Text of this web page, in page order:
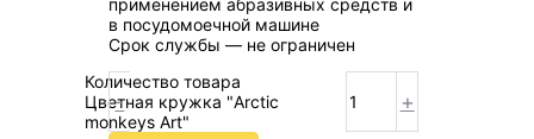
применением абразивных средств и
в посудомоечной машине
Срок службы ― не ограничен
-
Количество товара
Цветная кружка "Arctic
monkeys Art"
+